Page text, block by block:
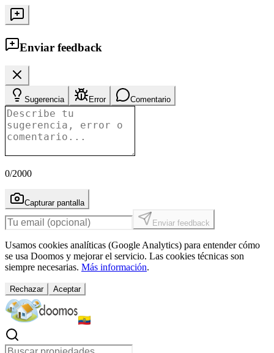
Enviar feedback
Sugerencia Error Comentario
0/2000
Capturar pantalla
Enviar feedback
Usamos cookies analíticas (Google Analytics) para entender cómo
se usa Doomos y mejorar el servicio. Las cookies técnicas son
siempre necesarias. Más información.
Rechazar Aceptar